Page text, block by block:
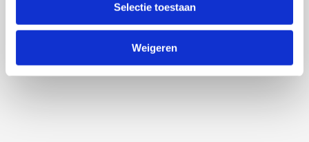
Selectie toestaan
Weigeren